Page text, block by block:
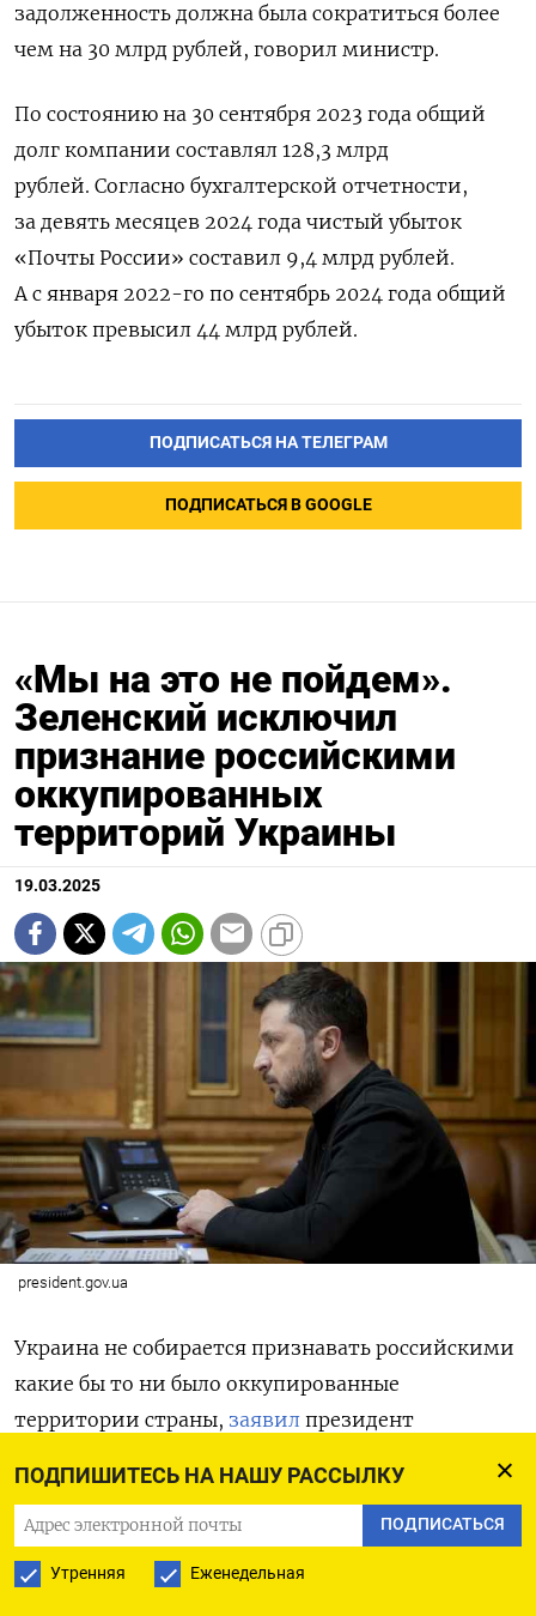
ПОДПИШИТЕСЬ НА НАШУ РАССЫЛКУ
ПОДПИСАТЬСЯ
Утренняя Еженедельная
задолженность должна была сократиться более
чем на 30 млрд рублей, говорил министр.
По состоянию на 30 сентября 2023 года общий
долг компании составлял 128,3 млрд
рублей. Согласно бухгалтерской отчетности,
за девять месяцев 2024 года чистый убыток
«Почты России» составил 9,4 млрд рублей.
А с января 2022-го по сентябрь 2024 года общий
убыток превысил 44 млрд рублей.
ПОДПИСАТЬСЯ НА ТЕЛЕГРАМ
ПОДПИСАТЬСЯ В GOOGLE
«Мы на это не пойдем».
Зеленский исключил
признание российскими
оккупированных
территорий Украины
19.03.2025
president.gov.ua
Украина не собирается признавать российскими
какие бы то ни было оккупированные
территории страны, заявил президент
«красная линия». «Мы на это не пойдем. <…> Раз
они временно оккупированы, значит,
российскими не станут никогда», —